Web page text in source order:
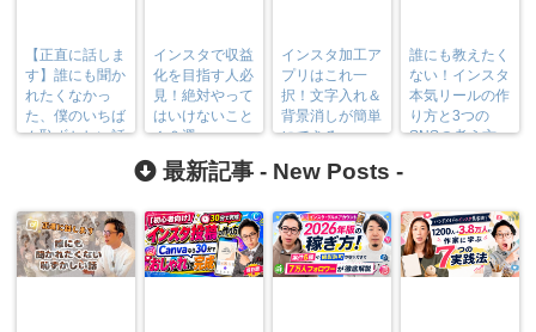
【正直に話しま
す】誰にも聞か
れたくなかっ
た、僕のいちば
ん恥ずかしい話
インスタで収益
化を目指す人必
見！絶対やって
はいけないこと
１０選
インスタ加工ア
プリはこれ一
択！文字入れ＆
背景消しが簡単
にできる♪
誰にも教えたく
ない！インスタ
本気リールの作
り方と3つの
SNSの考え方
最新記事 - New Posts -